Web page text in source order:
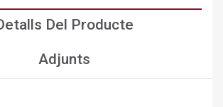
Del Producte
Adjunts